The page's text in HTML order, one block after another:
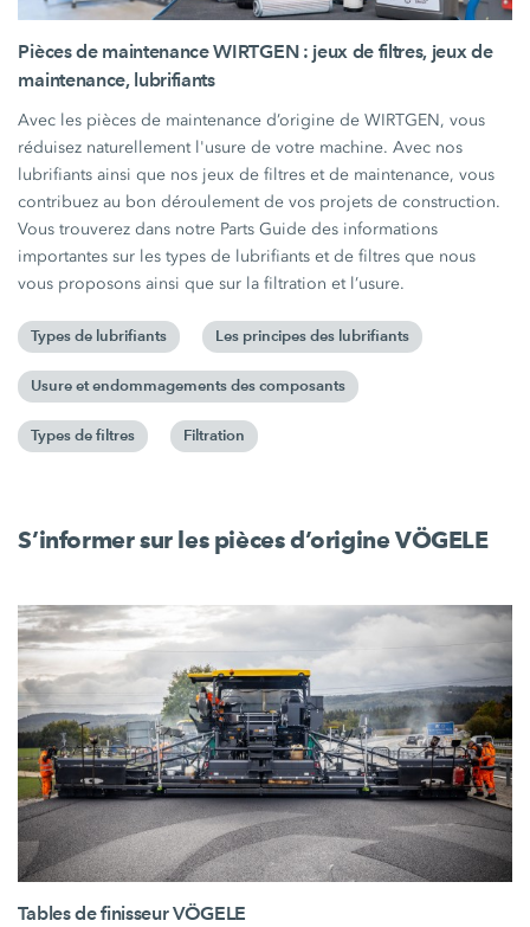
Pièces de maintenance WIRTGEN : jeux de filtres, jeux de
maintenance, lubrifiants
Avec les pièces de maintenance d’origine de WIRTGEN, vous
réduisez naturellement l'usure de votre machine. Avec nos
lubrifiants ainsi que nos jeux de filtres et de maintenance, vous
contribuez au bon déroulement de vos projets de construction.
Vous trouverez dans notre Parts Guide des informations
importantes sur les types de lubrifiants et de filtres que nous
vous proposons ainsi que sur la filtration et l’usure.
Types de lubrifiants Les principes des lubrifiants
Usure et endommagements des composants
Types de filtres Filtration
S’informer sur les pièces d’origine VÖGELE
Tables de finisseur VÖGELE